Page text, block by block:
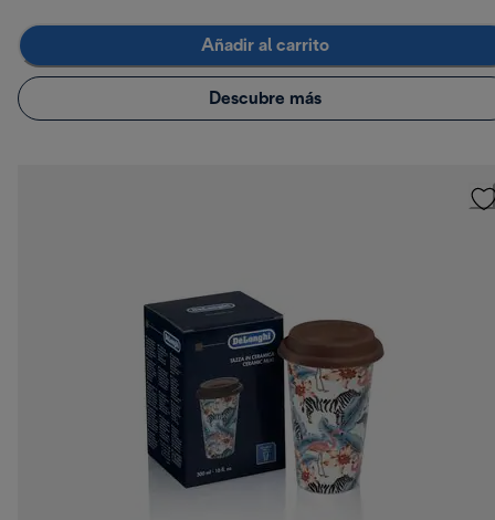
Añadir al carrito
Descubre más